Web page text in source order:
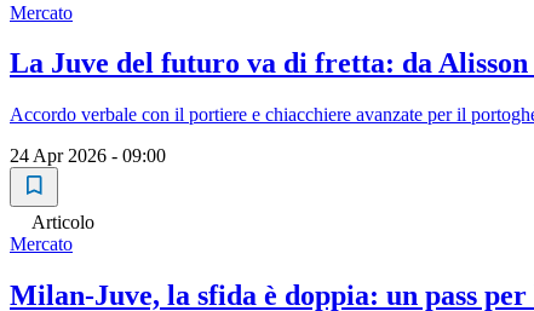
Mercato
La Juve del futuro va di fretta: da
Accordo verbale con il portiere e chiacchiere avanzate per il
24 Apr 2026 - 09:00
Articolo
Mercato
Milan-Juve, la sfida è doppia: un pass